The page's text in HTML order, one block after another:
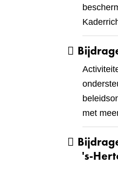
met
's-